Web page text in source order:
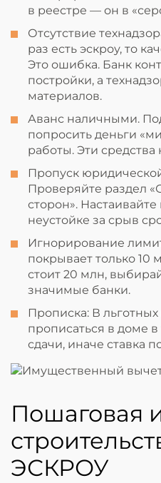
в реестре — он в
Отсутствие
раз есть эскроу, то
Это ошибка. Банк
постройки, а
материалов.
Аванс наличными.
попросить деньги
работы. Эти
Пропуск
Проверяйте раздел
сторон».
неустойке за срыв
Игнорирование
покрывает только 10
стоит 20 млн,
значимые банки.
Прописка: В
прописаться в доме
сдачи, иначе ставка
Пошаговая
ЭСКРОУ